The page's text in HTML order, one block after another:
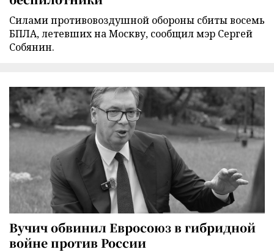
Силами противовоздушной обороны сбиты восемь
БПЛА, летевших на Москву, сообщил мэр Сергей
Собянин.
Вучич обвинил Евросоюз в гибридной
войне против России